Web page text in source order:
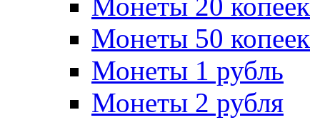
Монеты 50 копеек
Монеты 1 рубль
Монеты 2 рубля